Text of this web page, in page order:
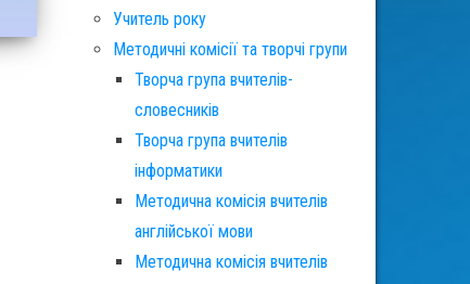
Учитель року
Методичні комісії та творчі групи
Творча група вчителів-
словесників
Творча група вчителів
інформатики
Методична комісія вчителів
англійської мови
Методична комісія вчителів